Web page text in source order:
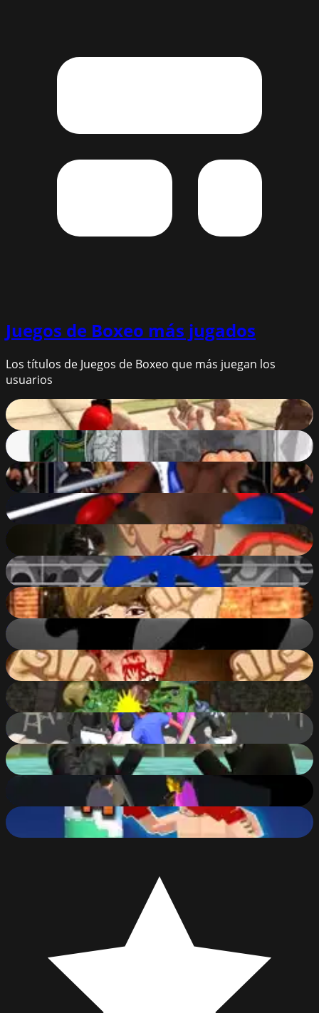
Juegos de Boxeo más jugados
Los títulos de Juegos de Boxeo que más juegan los
usuarios
Brawls.io
81%
PC Breakdown
62
Ultimate Boxing
69%
Super Boxing
64%
Epic Celeb Brawl - Drake
50
Stickman Boxing KO Champion
73%
Epic Celeb Brawl - Bieber
45%
Knock Out Memories
56
Epic Celeb Brawl
44%
Troll Boxing
52
The Night Of Fight 2: Brawl in a CyberPub
84%
Mad City Matrix
81 %
The Night Of Fight
69
Boxing Legend Simulator 2077
87